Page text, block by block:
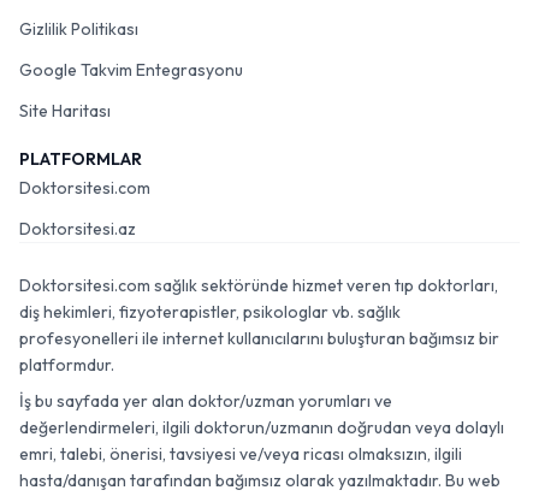
Gizlilik Politikası
Google Takvim Entegrasyonu
Site Haritası
PLATFORMLAR
Doktorsitesi.com
Doktorsitesi.az
Doktorsitesi.com sağlık sektöründe hizmet veren tıp doktorları,
diş hekimleri, fizyoterapistler, psikologlar vb. sağlık
profesyonelleri ile internet kullanıcılarını buluşturan bağımsız bir
platformdur.
İş bu sayfada yer alan doktor/uzman yorumları ve
değerlendirmeleri, ilgili doktorun/uzmanın doğrudan veya dolaylı
emri, talebi, önerisi, tavsiyesi ve/veya ricası olmaksızın, ilgili
hasta/danışan tarafından bağımsız olarak yazılmaktadır. Bu web